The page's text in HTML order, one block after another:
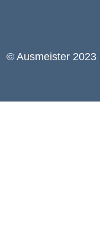
© Ausmeister 2023